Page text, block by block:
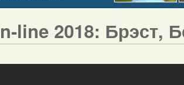
line 2018: Брэст,